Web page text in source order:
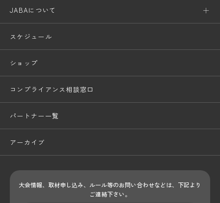
JABAについて
スケジュール
ショップ
コンプライアンス相談窓口
パートナー一覧
アーカイブ
大会情報、取材申し込み、ルール等のお問い合わせなどは、下記より
ご連絡下さい。